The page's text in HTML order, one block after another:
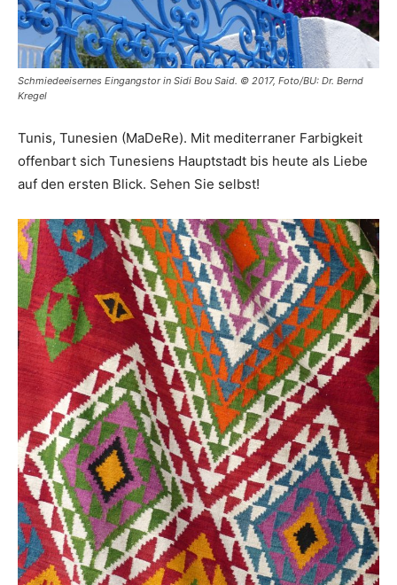
Schmiedeeisernes Eingangstor in Sidi Bou Said. © 2017, Foto/BU: Dr. Bernd
Kregel
Tunis, Tunesien (MaDeRe). Mit mediterraner Farbigkeit
offenbart sich Tunesiens Hauptstadt bis heute als Liebe
auf den ersten Blick. Sehen Sie selbst!